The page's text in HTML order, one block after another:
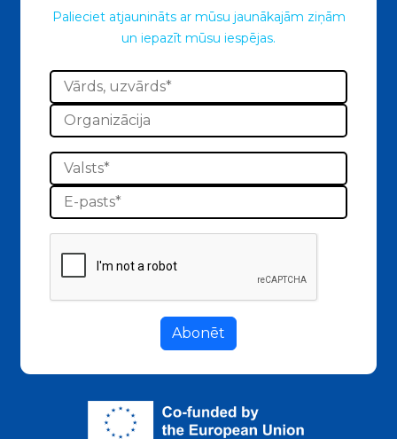
Palieciet atjaunināts ar mūsu jaunākajām ziņām
un iepazīt mūsu iespējas.